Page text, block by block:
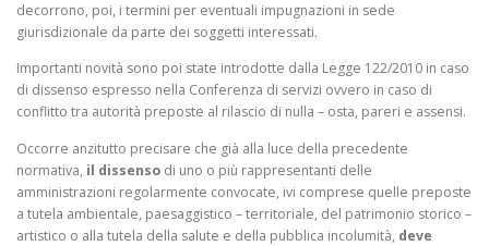
decorrono, poi, i termini per eventuali impugnazioni in sede
giurisdizionale da parte dei soggetti interessati.
Importanti novità sono poi state introdotte dalla Legge 122/2010 in caso
di dissenso espresso nella Conferenza di servizi ovvero in caso di
conflitto tra autorità preposte al rilascio di nulla – osta, pareri e assensi.
Occorre anzitutto precisare che già alla luce della precedente
normativa, il dissenso di uno o più rappresentanti delle
amministrazioni regolarmente convocate, ivi comprese quelle preposte
a tutela ambientale, paesaggistico – territoriale, del patrimonio storico –
artistico o alla tutela della salute e della pubblica incolumità, deve